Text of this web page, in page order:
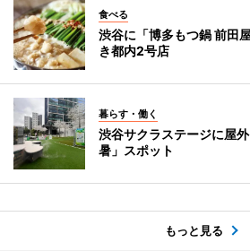
食べる
渋谷に「博多もつ鍋 前田
き都内2号店
暮らす・働く
渋谷サクラステージに屋
暑」スポット
もっと見る